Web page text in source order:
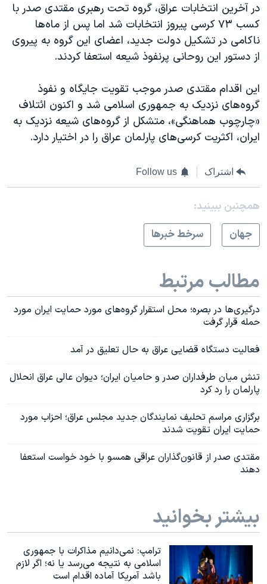
در آخرین انتخابات عراق، گروه تحت رهبری مقتدی صدر با
کسب ٧٣ کرسی پیروز انتخابات شد اما پس از ماه‌ها
ناکامی در تشکیل دولت جدید، اعضای این گروه به پیروی
از دستور این روحانی پرنفوذ شیعه استعفا کردند.
این اقدام مقتدی صدر موجب تقویت جایگاه و نفوذ
گروه‌های نزدیک به جمهوری اسلامی شد و اکنون ائتلاف
«چارچوب هماهنگی»، متشکل از گروه‌های شیعه نزدیک به
ایران، اکثریت کرسی‌های پارلمان عراق را در اختیار دارد.
اشتراک Follow us
همچنبن ببینید:
جهان
سرخط خبرها
مطالب مرتبط
درگیری‌ها در بصره؛ محل استقرار گروه‌های مورد حمایت ایران مورد
حمله قرار گرفت
فعالیت دستگاه قضایی عراق به حال تعلیق در آمد
تنش میان طرفداران صدر و حامیان ایران؛ دیوان عالی عراق انحلال
پارلمان را رد کرد
برگزاری مراسم تحلیف نمایندگان جدید مجلس عراق؛ احزاب مورد
حمایت ایران تقویت شدند
مقتدی صدر از قانون‌گذاران عراقی همسو با خود خواست استعفا
دهند
بیشتر بخوانید
ترامپ: نمی‌دانیم مذاکرات با جمهوری
اسلامی به نتیجه می‌رسد یا نه؛ اگر لازم
باشد آمریکا آماده اقدام است